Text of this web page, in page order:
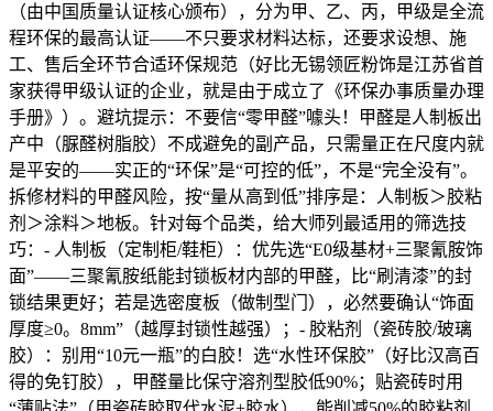
（由中国质量认证核心颁布），分为甲、乙、丙，甲级是全流
程环保的最高认证——不只要求材料达标，还要求设想、施
工、售后全环节合适环保规范（好比无锡领匠粉饰是江苏省首
家获得甲级认证的企业，就是由于成立了《环保办事质量办理
手册》）。避坑提示：不要信“零甲醛”噱头！甲醛是人制板出
产中（脲醛树脂胶）不成避免的副产品，只需量正在尺度内就
是平安的——实正的“环保”是“可控的低”，不是“完全没有”。
拆修材料的甲醛风险，按“量从高到低”排序是：人制板＞胶粘
剂＞涂料＞地板。针对每个品类，给大师列最适用的筛选技
巧：- 人制板（定制柜/鞋柜）：优先选“E0级基材+三聚氰胺饰
面”——三聚氰胺纸能封锁板材内部的甲醛，比“刷清漆”的封
锁结果更好；若是选密度板（做制型门），必然要确认“饰面
厚度≥0。8mm”（越厚封锁性越强）；- 胶粘剂（瓷砖胶/玻璃
胶）：别用“10元一瓶”的白胶！选“水性环保胶”（好比汉高百
得的免钉胶），甲醛量比保守溶剂型胶低90%；贴瓷砖时用